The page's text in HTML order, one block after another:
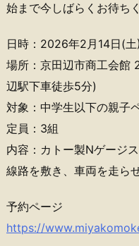
始まで今しばらくお待ち
日時：2026年2月14日(
場所：京田辺市商工会館
辺駅下車徒歩5分)
対象：中学生以下の親子
定員：3組
内容：カトー製Nゲージ
線路を敷き、車両を走ら
予約ページ
https://